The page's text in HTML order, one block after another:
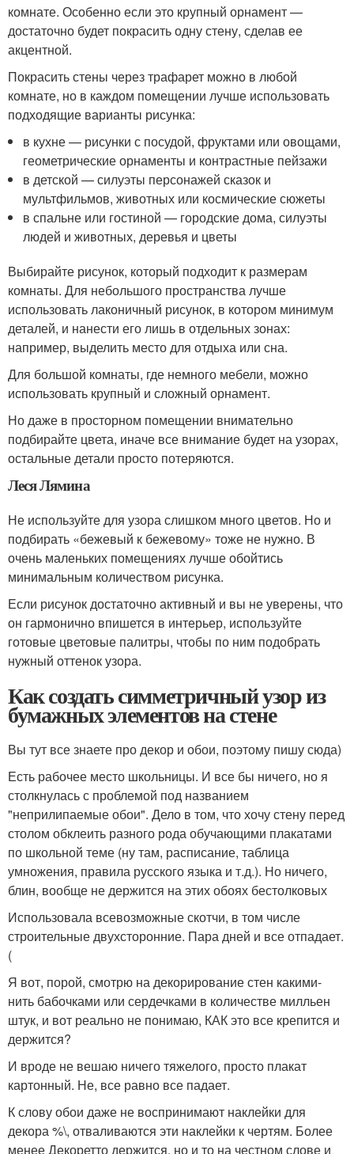
комнате. Особенно если это крупный орнамент —
достаточно будет покрасить одну стену, сделав ее
акцентной.
Покрасить стены через трафарет можно в любой
комнате, но в каждом помещении лучше использовать
подходящие варианты рисунка:
в кухне — рисунки с посудой, фруктами или овощами,
геометрические орнаменты и контрастные пейзажи
в детской — силуэты персонажей сказок и
мультфильмов, животных или космические сюжеты
в спальне или гостиной — городские дома, силуэты
людей и животных, деревья и цветы
Выбирайте рисунок, который подходит к размерам
комнаты. Для небольшого пространства лучше
использовать лаконичный рисунок, в котором минимум
деталей, и нанести его лишь в отдельных зонах:
например, выделить место для отдыха или сна.
Для большой комнаты, где немного мебели, можно
использовать крупный и сложный орнамент.
Но даже в просторном помещении внимательно
подбирайте цвета, иначе все внимание будет на узорах,
остальные детали просто потеряются.
Леся Лямина
Не используйте для узора слишком много цветов. Но и
подбирать «бежевый к бежевому» тоже не нужно. В
очень маленьких помещениях лучше обойтись
минимальным количеством рисунка.
Если рисунок достаточно активный и вы не уверены, что
он гармонично впишется в интерьер, используйте
готовые цветовые палитры, чтобы по ним подобрать
нужный оттенок узора.
Как создать симметричный узор из
бумажных элементов на стене
Вы тут все знаете про декор и обои, поэтому пишу сюда)
Есть рабочее место школьницы. И все бы ничего, но я
столкнулась с проблемой под названием
"неприлипаемые обои". Дело в том, что хочу стену перед
столом обклеить разного рода обучающими плакатами
по школьной теме (ну там, расписание, таблица
умножения, правила русского языка и т.д.). Но ничего,
блин, вообще не держится на этих обоях бестолковых
Использовала всевозможные скотчи, в том числе
строительные двухсторонние. Пара дней и все отпадает.
(
Я вот, порой, смотрю на декорирование стен какими-
нить бабочками или сердечками в количестве милльен
штук, и вот реально не понимаю, КАК это все крепится и
держится?
И вроде не вешаю ничего тяжелого, просто плакат
картонный. Не, все равно все падает.
К слову обои даже не воспринимают наклейки для
декора %\, отваливаются эти наклейки к чертям. Более
менее Декоретто держится, но и то на честном слове и